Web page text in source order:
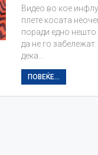
Видео во кое
плете косата
поради едно
да не го
дека…
ПОВЕЌЕ...